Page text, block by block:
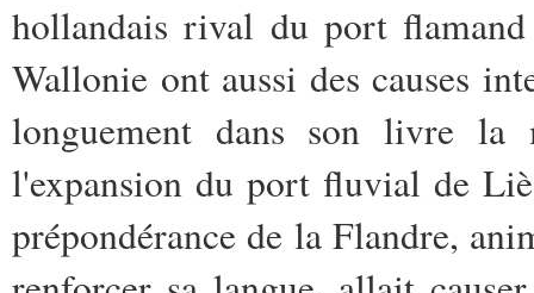
hollandais rival du port
Wallonie ont aussi des causes
longuement dans son livre
l'expansion du port fluvial de
prépondérance de la Flandre,